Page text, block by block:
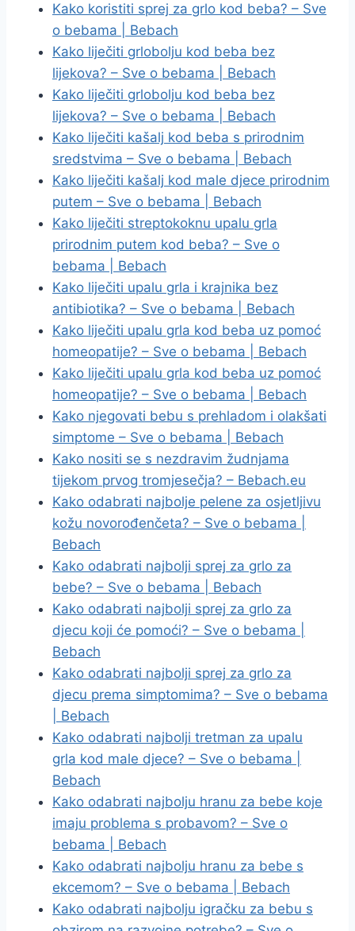
Kako koristiti sprej za grlo kod beba? – Sve
o bebama | Bebach
Kako liječiti grlobolju kod beba bez
lijekova? – Sve o bebama | Bebach
Kako liječiti grlobolju kod beba bez
lijekova? – Sve o bebama | Bebach
Kako liječiti kašalj kod beba s prirodnim
sredstvima – Sve o bebama | Bebach
Kako liječiti kašalj kod male djece prirodnim
putem – Sve o bebama | Bebach
Kako liječiti streptokoknu upalu grla
prirodnim putem kod beba? – Sve o
bebama | Bebach
Kako liječiti upalu grla i krajnika bez
antibiotika? – Sve o bebama | Bebach
Kako liječiti upalu grla kod beba uz pomoć
homeopatije? – Sve o bebama | Bebach
Kako liječiti upalu grla kod beba uz pomoć
homeopatije? – Sve o bebama | Bebach
Kako njegovati bebu s prehladom i olakšati
simptome – Sve o bebama | Bebach
Kako nositi se s nezdravim žudnjama
tijekom prvog tromjesečja? – Bebach.eu
Kako odabrati najbolje pelene za osjetljivu
kožu novorođenčeta? – Sve o bebama |
Bebach
Kako odabrati najbolji sprej za grlo za
bebe? – Sve o bebama | Bebach
Kako odabrati najbolji sprej za grlo za
djecu koji će pomoći? – Sve o bebama |
Bebach
Kako odabrati najbolji sprej za grlo za
djecu prema simptomima? – Sve o bebama
| Bebach
Kako odabrati najbolji tretman za upalu
grla kod male djece? – Sve o bebama |
Bebach
Kako odabrati najbolju hranu za bebe koje
imaju problema s probavom? – Sve o
bebama | Bebach
Kako odabrati najbolju hranu za bebe s
ekcemom? – Sve o bebama | Bebach
Kako odabrati najbolju igračku za bebu s